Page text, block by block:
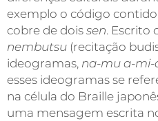
exemplo o código
cobre de dois sen. Escrito
nembutsu (recitação
ideogramas, na-mu a-mi-
esses ideogramas se
na célula do Braille
uma mensagem escrita